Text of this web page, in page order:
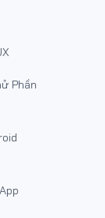
Phần